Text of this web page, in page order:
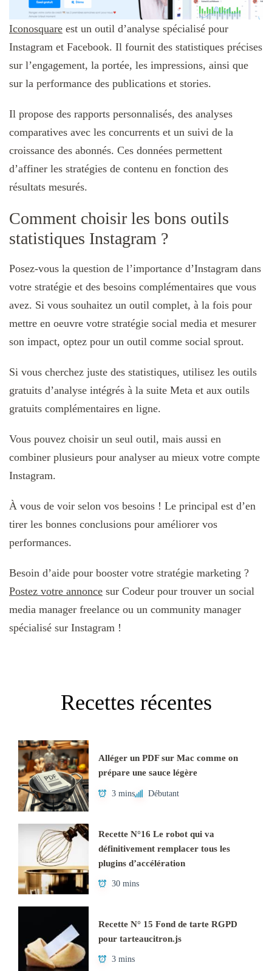
Iconosquare est un outil d’analyse spécialisé pour
Instagram et Facebook. Il fournit des statistiques précises
sur l’engagement, la portée, les impressions, ainsi que
sur la performance des publications et stories.
Il propose des rapports personnalisés, des analyses
comparatives avec les concurrents et un suivi de la
croissance des abonnés. Ces données permettent
d’affiner les stratégies de contenu en fonction des
résultats mesurés.
Comment choisir les bons outils
statistiques Instagram ?
Posez-vous la question de l’importance d’Instagram dans
votre stratégie et des besoins complémentaires que vous
avez. Si vous souhaitez un outil complet, à la fois pour
mettre en oeuvre votre stratégie social media et mesurer
son impact, optez pour un outil comme social sprout.
Si vous cherchez juste des statistiques, utilisez les outils
gratuits d’analyse intégrés à la suite Meta et aux outils
gratuits complémentaires en ligne.
Vous pouvez choisir un seul outil, mais aussi en
combiner plusieurs pour analyser au mieux votre compte
Instagram.
À vous de voir selon vos besoins ! Le principal est d’en
tirer les bonnes conclusions pour améliorer vos
performances.
Besoin d’aide pour booster votre stratégie marketing ?
Postez votre annonce sur Codeur pour trouver un social
media manager freelance ou un community manager
spécialisé sur Instagram !
Recettes récentes
Alléger un PDF sur Mac comme on
prépare une sauce légère
3 mins Débutant
Recette N°16 Le robot qui va
définitivement remplacer tous les
plugins d’accélération
30 mins
Recette N° 15 Fond de tarte RGPD
pour tarteaucitron.js
3 mins